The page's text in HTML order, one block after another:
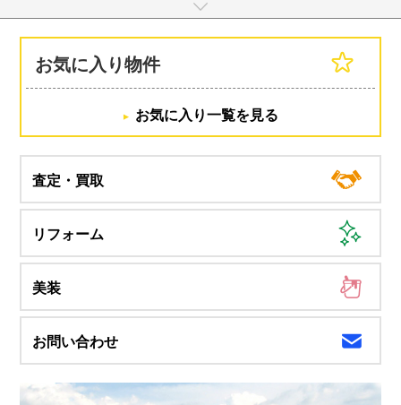
お気に入り物件
お気に入り一覧を見る
査定・買取
リフォーム
美装
お問い合わせ